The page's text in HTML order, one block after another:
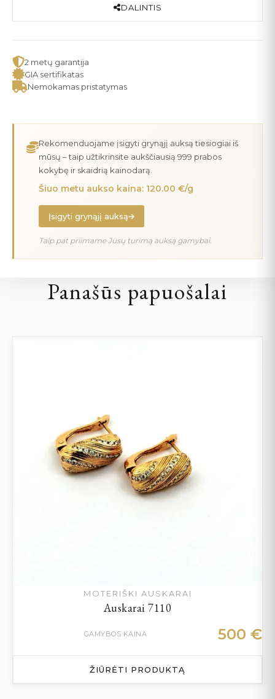
DALINTIS
2 metų garantija
GIA sertifikatas
Nemokamas pristatymas
Rekomenduojame įsigyti grynąjį auksą tiesiogiai iš
mūsų – taip užtikrinsite aukščiausią 999 prabos
kokybę ir skaidrią kainodarą.
Šiuo metu aukso kaina: 120.00 €/g
Įsigyti grynąjį auksą
Taip pat priimame Jūsų turimą auksą gamybai.
Panašūs papuošalai
MOTERIŠKI AUSKARAI
Auskarai 7110
GAMYBOS KAINA 500 €
ŽIŪRĖTI PRODUKTĄ